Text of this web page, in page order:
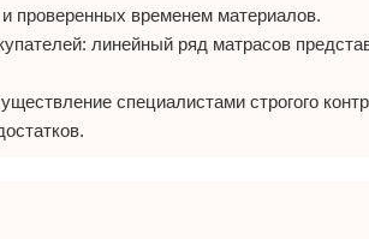
проверенных временем материалов.
линейный ряд матрасов
специалистами строгого